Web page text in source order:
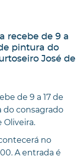
recebe de 9 a
pintura do
José de
de 9 a 17 de
do consagrado
Oliveira.
no
A entrada é